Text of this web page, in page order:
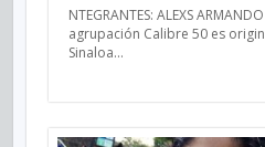
NTEGRANTES: ALEXS
agrupación Calibre 50 es
Sinaloa...